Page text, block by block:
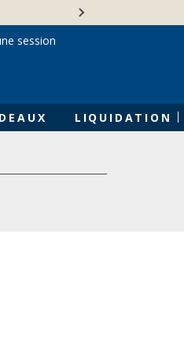
LIQUIDATION
session